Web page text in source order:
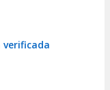
verificada